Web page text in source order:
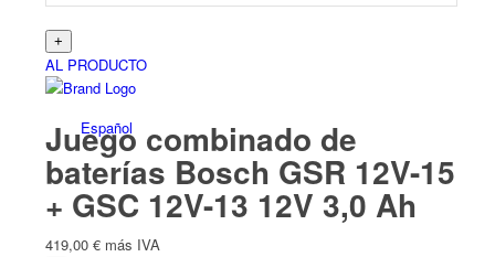
Español
AL PRODUCTO
Juego combinado de
baterías Bosch GSR 12V-15
+ GSC 12V-13 12V 3,0 Ah
419,00 € más IVA